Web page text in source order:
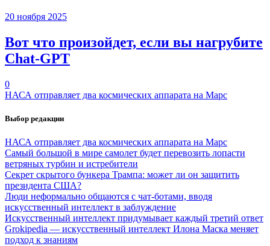
20 ноября 2025
Вот что произойдет, если вы нагрубите
Chаt-GPT
0
НАСА отправляет два космических аппарата на Марс
Выбор редакции
НАСА отправляет два космических аппарата на Марс
Самый большой в мире самолет будет перевозить лопасти
ветряных турбин и истребители
Секрет скрытого бункера Трампа: может ли он защитить
президента США?
Люди неформально общаются с чат-ботами, вводя
искусственный интеллект в заблуждение
Искусственный интеллект придумывает каждый третий ответ
Grokipedia — искусственный интеллект Илона Маска меняет
подход к знаниям